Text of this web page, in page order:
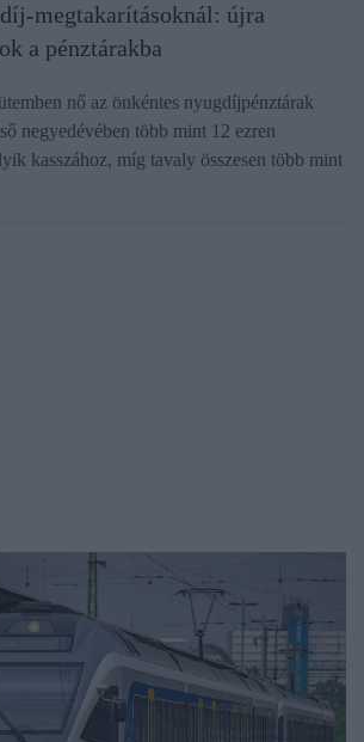
megtakarításoknál: újra
a pénztárakba
nő az önkéntes nyugdíjpénztárak
negyedévében több mint 12 ezren
kasszához, míg tavaly összesen több mint